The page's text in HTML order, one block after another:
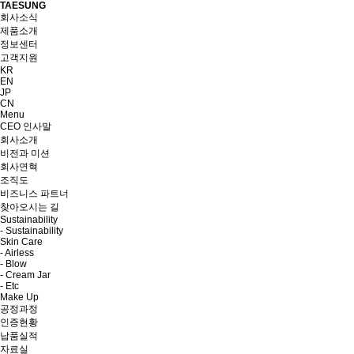
TAESUNG
회사소식
제품소개
정보센터
고객지원
KR
EN
JP
CN
Menu
CEO 인사말
회사소개
비전과 미션
회사연혁
조직도
비즈니스 파트너
찾아오시는 길
Sustainability
- Sustainability
Skin Care
- Airless
- Blow
- Cream Jar
- Etc
Make Up
공정과정
인증현황
납품실적
자료실